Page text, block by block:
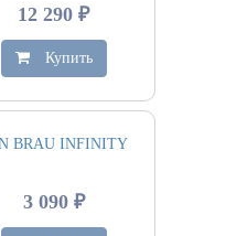
12 290 ₽
Купить
BRAU INFINITY
3 090 ₽